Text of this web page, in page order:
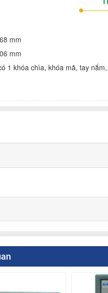
mm
mm
1 khóa chìa, khóa mã, tay